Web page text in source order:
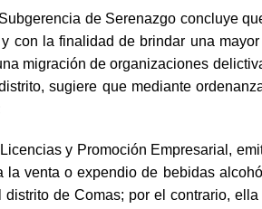
de Serenazgo concluye
con la finalidad de brindar una
migración de organizaciones
sugiere que mediante
y Promoción Empresarial,
venta o expendio de bebidas
de Comas; por el contrario,